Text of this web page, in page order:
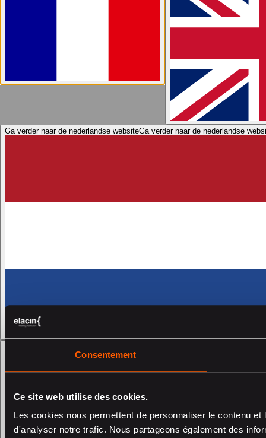
Consentement
Ce site web utilise des cookies.
Les cookies nous permettent de personnaliser le contenu
d'analyser notre trafic. Nous partageons également des
Ga verder naar de nederlandse websiteGa verder naar de nederlandse